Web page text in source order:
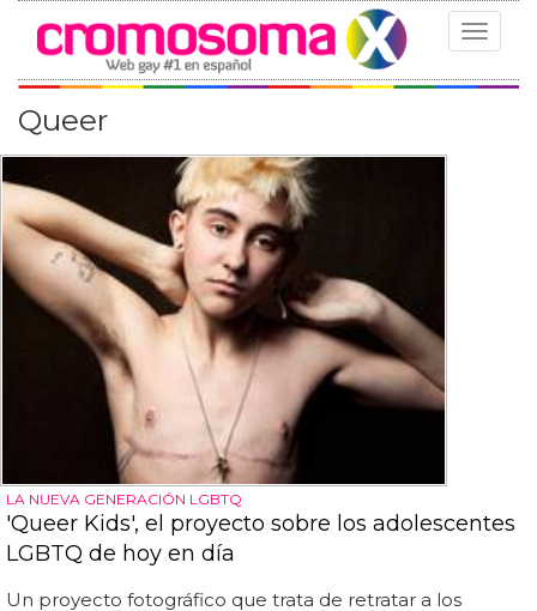
Toggle
Queer
LA NUEVA GENERACIÓN LGBTQ
'Queer Kids', el proyecto sobre los adolescentes
LGBTQ de hoy en día
Un proyecto fotográfico que trata de retratar a los